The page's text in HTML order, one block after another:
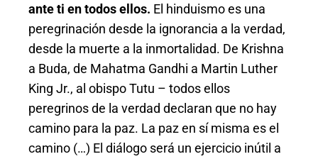
ante ti en todos ellos. El hinduismo es una
peregrinación desde la ignorancia a la verdad,
desde la muerte a la inmortalidad. De Krishna
a Buda, de Mahatma Gandhi a Martin Luther
King Jr., al obispo Tutu – todos ellos
peregrinos de la verdad declaran que no hay
camino para la paz. La paz en sí misma es el
camino (…) El diálogo será un ejercicio inútil a